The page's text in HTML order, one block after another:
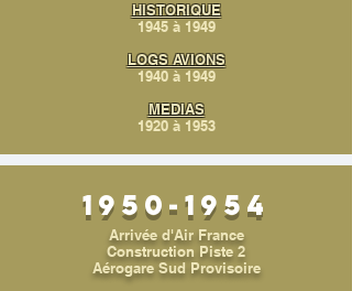
HISTORIQUE
1945 à 1949
LOGS AVIONS
1940 à 1949
MEDIAS
1920 à 1953
1950-1954
Arrivée d'Air France
Construction Piste 2
Aérogare Sud Provisoire